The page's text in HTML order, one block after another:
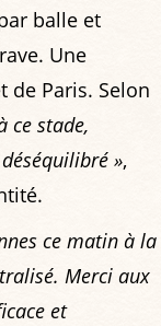
balle et
Une
de Paris. Selon
ce stade,
»,
ce matin à la
Merci aux
et